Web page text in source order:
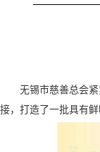
无锡市慈善总会
接，打造了一批具有